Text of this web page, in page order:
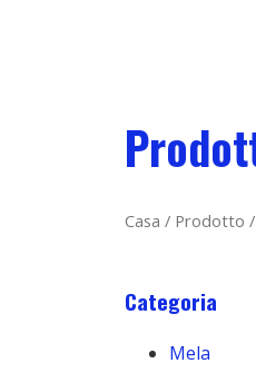
Casa / Prodotto
Categoria
Mela